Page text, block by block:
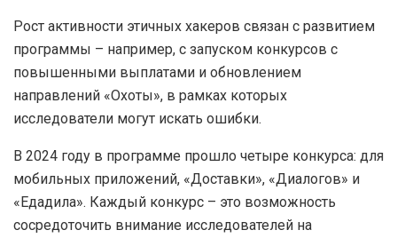
Рост активности этичных хакеров связан с развитием
программы – например, с запуском конкурсов с
повышенными выплатами и обновлением
направлений «Охоты», в рамках которых
исследователи могут искать ошибки.
В 2024 году в программе прошло четыре конкурса: для
мобильных приложений, «Доставки», «Диалогов» и
«Едадила». Каждый конкурс – это возможность
сосредоточить внимание исследователей на